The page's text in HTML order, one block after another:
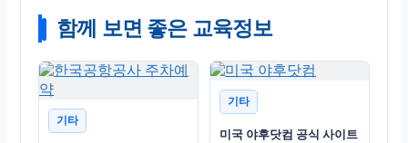
함께 보면 좋은 교육정보
기타
기타
미국 야후닷컴 공식 사이트